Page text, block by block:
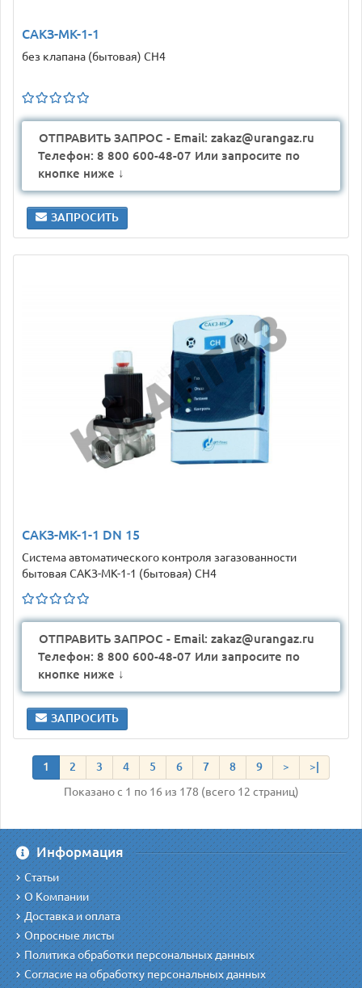
САКЗ-МК-1-1
без клапана (бытовая) CH4
ОТПРАВИТЬ ЗАПРОС - Email: zakaz@urangaz.ru
Телефон: 8 800 600-48-07 Или запросите по
кнопке ниже ↓
ЗАПРОСИТЬ
САКЗ-МК-1-1 DN 15
Система автоматического контроля загазованности
бытовая САКЗ-МК-1-1 (бытовая) CH4
ОТПРАВИТЬ ЗАПРОС - Email: zakaz@urangaz.ru
Телефон: 8 800 600-48-07 Или запросите по
кнопке ниже ↓
ЗАПРОСИТЬ
1 2 3 4 5 6 7 8 9 >
>|
Показано с 1 по 16 из 178 (всего 12 страниц)
Информация
Статьи
О Компании
Доставка и оплата
Опросные листы
Политика обработки персональных данных
Согласие на обработку персональных данных